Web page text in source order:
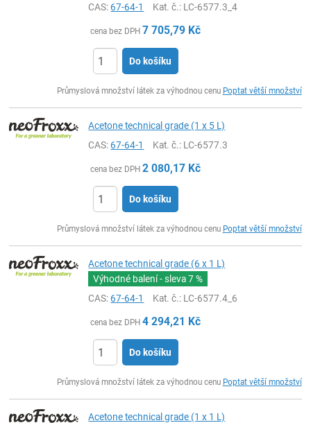
CAS:67-64-1 Kat. č.: LC-6577.3_4
cena bez DPH 7 705,79 Kč
Do košíku
Průmyslová množství látek za výhodnou cenu Poptat větší množství
Acetone technical grade (1 x 5 L)
CAS:67-64-1 Kat. č.: LC-6577.3
cena bez DPH 2 080,17 Kč
Do košíku
Průmyslová množství látek za výhodnou cenu Poptat větší množství
Acetone technical grade (6 x 1 L)
Výhodné balení - sleva7 %
CAS:67-64-1 Kat. č.: LC-6577.4_6
cena bez DPH 4 294,21 Kč
Do košíku
Průmyslová množství látek za výhodnou cenu Poptat větší množství
Acetone technical grade (1 x 1 L)